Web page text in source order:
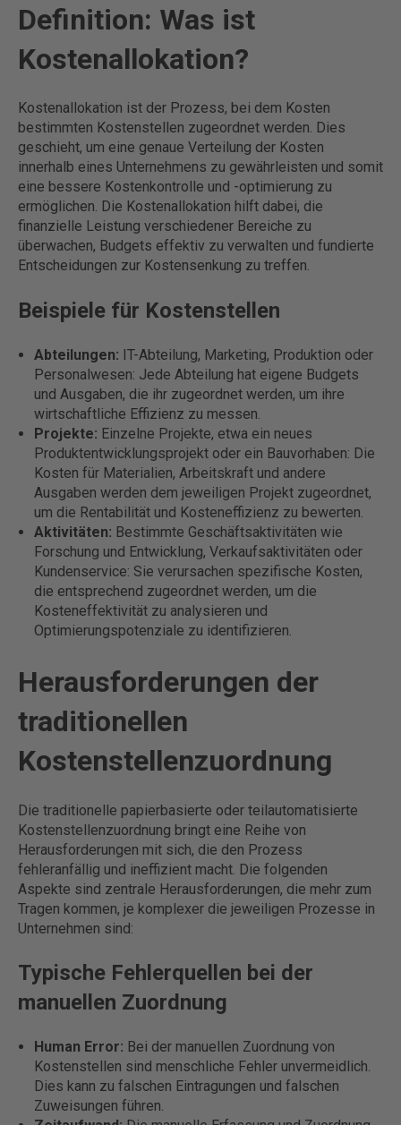
Definition: Was ist
Kostenallokation?
Kostenallokation ist der Prozess, bei dem Kosten
bestimmten Kostenstellen zugeordnet werden. Dies
geschieht, um eine genaue Verteilung der Kosten
innerhalb eines Unternehmens zu gewährleisten und somit
eine bessere Kostenkontrolle und -optimierung zu
ermöglichen. Die Kostenallokation hilft dabei, die
finanzielle Leistung verschiedener Bereiche zu
überwachen, Budgets effektiv zu verwalten und fundierte
Entscheidungen zur Kostensenkung zu treffen.
Beispiele für Kostenstellen
Abteilungen: IT-Abteilung, Marketing, Produktion oder
Personalwesen: Jede Abteilung hat eigene Budgets
und Ausgaben, die ihr zugeordnet werden, um ihre
wirtschaftliche Effizienz zu messen.
Projekte: Einzelne Projekte, etwa ein neues
Produktentwicklungsprojekt oder ein Bauvorhaben: Die
Kosten für Materialien, Arbeitskraft und andere
Ausgaben werden dem jeweiligen Projekt zugeordnet,
um die Rentabilität und Kosteneffizienz zu bewerten.
Aktivitäten: Bestimmte Geschäftsaktivitäten wie
Forschung und Entwicklung, Verkaufsaktivitäten oder
Kundenservice: Sie verursachen spezifische Kosten,
die entsprechend zugeordnet werden, um die
Kosteneffektivität zu analysieren und
Optimierungspotenziale zu identifizieren.
Herausforderungen der
traditionellen
Kostenstellenzuordnung
Die traditionelle papierbasierte oder teilautomatisierte
Kostenstellenzuordnung bringt eine Reihe von
Herausforderungen mit sich, die den Prozess
fehleranfällig und ineffizient macht. Die folgenden
Aspekte sind zentrale Herausforderungen, die mehr zum
Tragen kommen, je komplexer die jeweiligen Prozesse in
Unternehmen sind:
Typische Fehlerquellen bei der
manuellen Zuordnung
Human Error: Bei der manuellen Zuordnung von
Kostenstellen sind menschliche Fehler unvermeidlich.
Dies kann zu falschen Eintragungen und falschen
Zuweisungen führen.